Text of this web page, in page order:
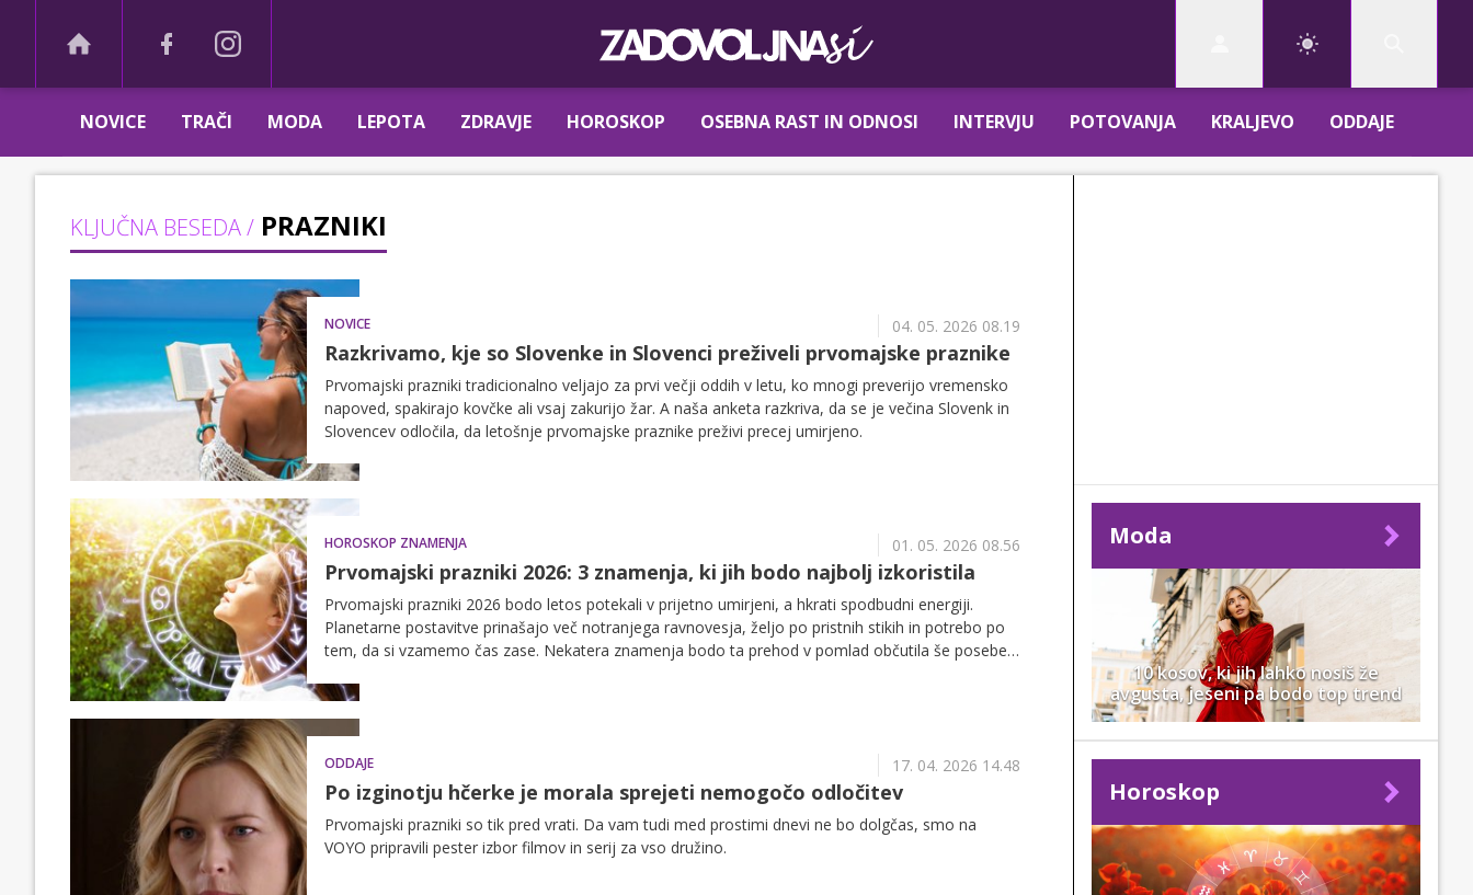
NOVICE TRAČI MODA LEPOTA ZDRAVJE HOROSKOP OSEBNA RAST IN ODNOSI INTERVJU POTOVANJA KRALJEVO ODDAJE
KLJUČNA BESEDA / PRAZNIKI
NOVICE 04. 05. 2026 08.19
Razkrivamo, kje so Slovenke in Slovenci preživeli prvomajske praznike
Prvomajski prazniki tradicionalno veljajo za prvi večji oddih v letu, ko mnogi preverijo vremensko
napoved, spakirajo kovčke ali vsaj zakurijo žar. A naša anketa razkriva, da se je večina Slovenk in
Slovencev odločila, da letošnje prvomajske praznike preživi precej umirjeno.
HOROSKOP ZNAMENJA 01. 05. 2026 08.56
Prvomajski prazniki 2026: 3 znamenja, ki jih bodo najbolj izkoristila
Prvomajski prazniki 2026 bodo letos potekali v prijetno umirjeni, a hkrati spodbudni energiji.
Planetarne postavitve prinašajo več notranjega ravnovesja, željo po pristnih stikih in potrebo po
tem, da si vzamemo čas zase. Nekatera znamenja bodo ta prehod v pomlad občutila še posebej
tri znamenja, ki bodo letos izstopala po svoji energiji, navdihu in sposobnosti, da iz prvomajskih
dni potegnejo največ.
ODDAJE 17. 04. 2026 14.48
Po izginotju hčerke je morala sprejeti nemogočo odločitev
Prvomajski prazniki so tik pred vrati. Da vam tudi med prostimi dnevi ne bo dolgčas, smo na
VOYO pripravili pester izbor filmov in serij za vso družino.
Moda
10 kosov, ki jih lahko nosiš že
avgusta, jeseni pa bodo top trend
Horoskop